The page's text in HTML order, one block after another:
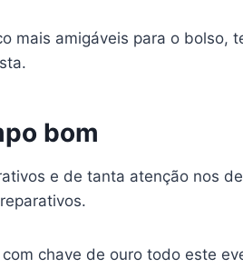
mais amigáveis para o bolso,
bom
e de tanta atenção nos
chave de ouro todo este